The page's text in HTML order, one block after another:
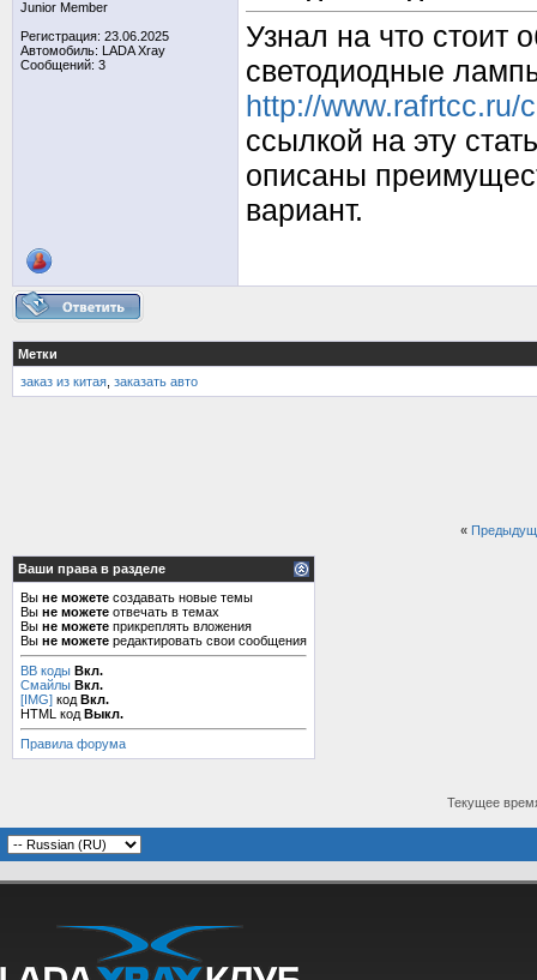
Junior Member
Регистрация: 23.06.2025
Автомобиль: LADA Xray
Сообщений: 3
Узнал на что стоит
светодиодные
http://www.rafrtcc.ru/
ссылкой на эту
описаны
вариант.
Метки
заказ из китая заказать авто
«
Ваши права в разделе
Вы не можете создавать новые темы
Вы не можете отвечать в темах
Вы не можете прикреплять вложения
Вы не можете редактировать свои сообщения
BB коды Вкл.
Смайлы Вкл.
[IMG] код Вкл.
HTML код Выкл.
Правила форума
Текущее